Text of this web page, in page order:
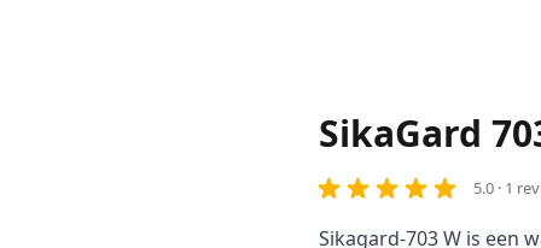
Snelcement
Chemische verankering
SikaGard
5.0 · 1
Sikagard-703 W is een